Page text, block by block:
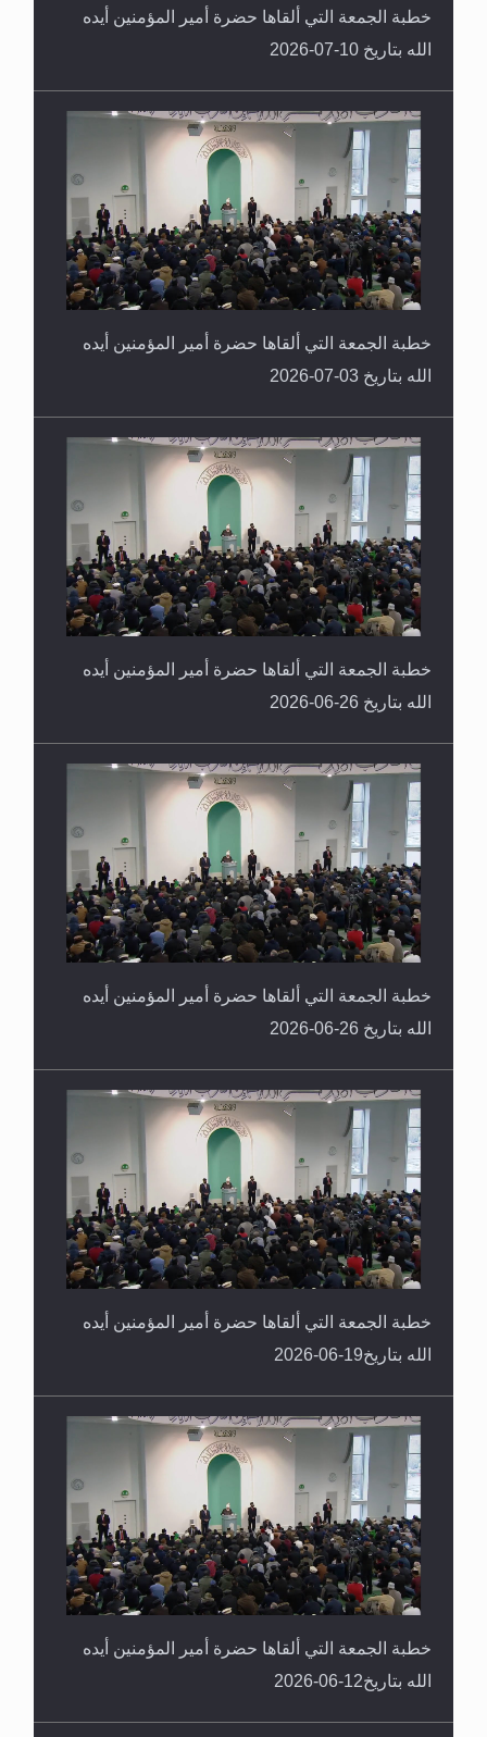
خطبة الجمعة التي ألقاها حضرة أمير المؤمنين أيده
الله بتاريخ 10-07-2026
خطبة الجمعة التي ألقاها حضرة أمير المؤمنين أيده
الله بتاريخ 03-07-2026
خطبة الجمعة التي ألقاها حضرة أمير المؤمنين أيده
الله بتاريخ 26-06-2026
خطبة الجمعة التي ألقاها حضرة أمير المؤمنين أيده
الله بتاريخ 26-06-2026
خطبة الجمعة التي ألقاها حضرة أمير المؤمنين أيده
الله بتاريخ19-06-2026
خطبة الجمعة التي ألقاها حضرة أمير المؤمنين أيده
الله بتاريخ12-06-2026